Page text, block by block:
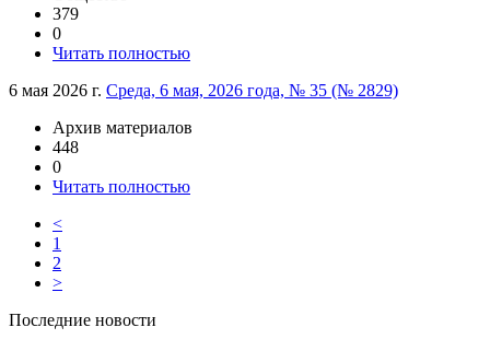
379
0
Читать полностью
6 мая 2026 г. Среда, 6 мая, 2026 года, № 35 (№ 2829)
Архив материалов
448
0
Читать полностью
<
1
2
>
Последние новости